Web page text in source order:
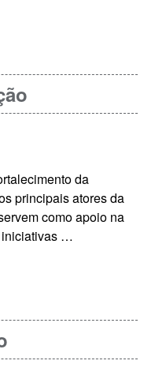
da
principais atores da
como apoio na
iniciativas …